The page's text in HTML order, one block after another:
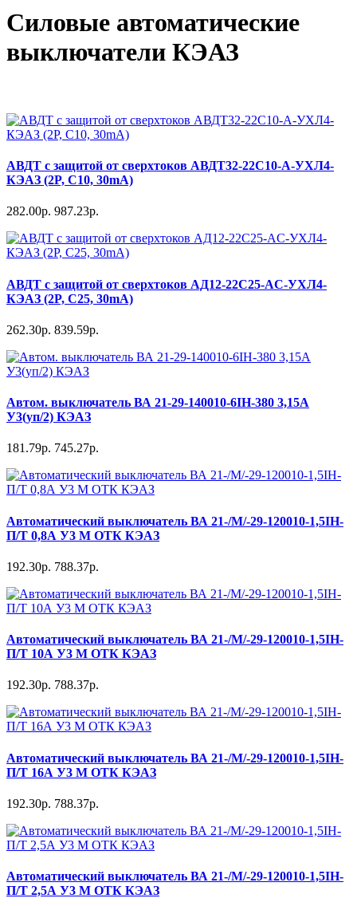
Силовые автоматические
выключатели КЭАЗ
АВДТ с защитой от сверхтоков АВДТ32-22C10-A-УХЛ4-
КЭАЗ (2P, C10, 30mA)
282.00р. 987.23р.
АВДТ с защитой от сверхтоков АД12-22C25-АC-УХЛ4-
КЭАЗ (2P, C25, 30mA)
262.30р. 839.59р.
Автом. выключатель ВА 21-29-140010-6IH-380 3,15А
У3(уп/2) КЭАЗ
181.79р. 745.27р.
Автоматический выключатель ВА 21-/М/-29-120010-1,5IH-
П/Т 0,8А У3 М ОТК КЭАЗ
192.30р. 788.37р.
Автоматический выключатель ВА 21-/М/-29-120010-1,5IH-
П/Т 10А У3 М ОТК КЭАЗ
192.30р. 788.37р.
Автоматический выключатель ВА 21-/М/-29-120010-1,5IH-
П/Т 16А У3 М ОТК КЭАЗ
192.30р. 788.37р.
Автоматический выключатель ВА 21-/М/-29-120010-1,5IH-
П/Т 2,5А У3 М ОТК КЭАЗ